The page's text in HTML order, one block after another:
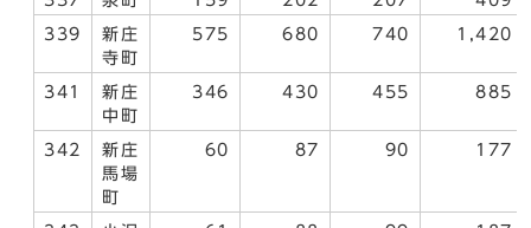
339
新庄
寺町
575 680 740 1,420
341
新庄
中町
346 430 455 885
342
新庄
馬場
町
60 87 90 177